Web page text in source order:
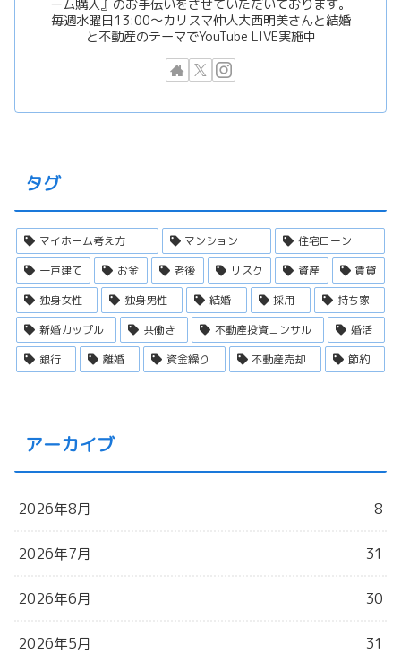
ーム購入』のお手伝いをさせていただいております。
毎週水曜日13:00〜カリスマ仲人大西明美さんと結婚
と不動産のテーマでYouTube LIVE実施中
タグ
マイホーム考え方 マンション
住宅ローン
一戸建て
お金 老後 リスク 資産
賃貸
独身女性
独身男性 結婚 採用
持ち家
新婚カップル
共働き 不動産投資コンサル
婚活
銀行
離婚 資金繰り 不動産売却 節約
アーカイブ
2026年8月 8
2026年7月 31
2026年6月 30
2026年5月 31